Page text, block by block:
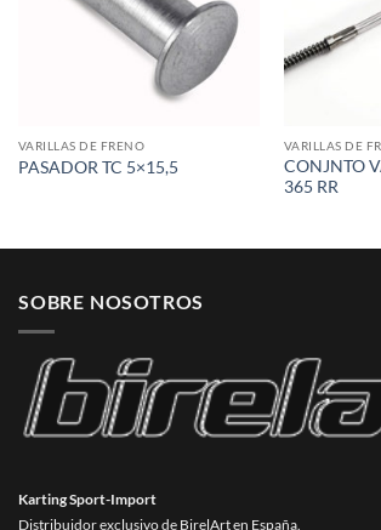
VARILLAS DE FRENO
PASADOR TC 5×15,5
VARILLAS DE
CONJNTO
365 RR
SOBRE NOSOTROS
Karting Sport-Import
Distribuidor exclusivo de BirelArt en España.